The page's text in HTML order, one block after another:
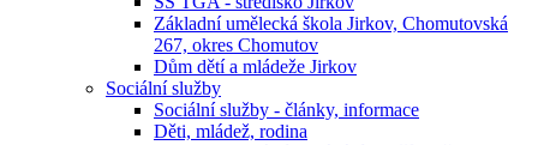
Základní umělecká škola Jirkov, Chomutovská
267, okres Chomutov
Dům dětí a mládeže Jirkov
Sociální služby
Sociální služby - články, informace
Děti, mládež, rodina